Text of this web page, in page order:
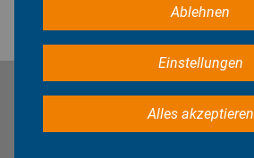
Ablehnen
Einstellungen
Alles akzeptieren